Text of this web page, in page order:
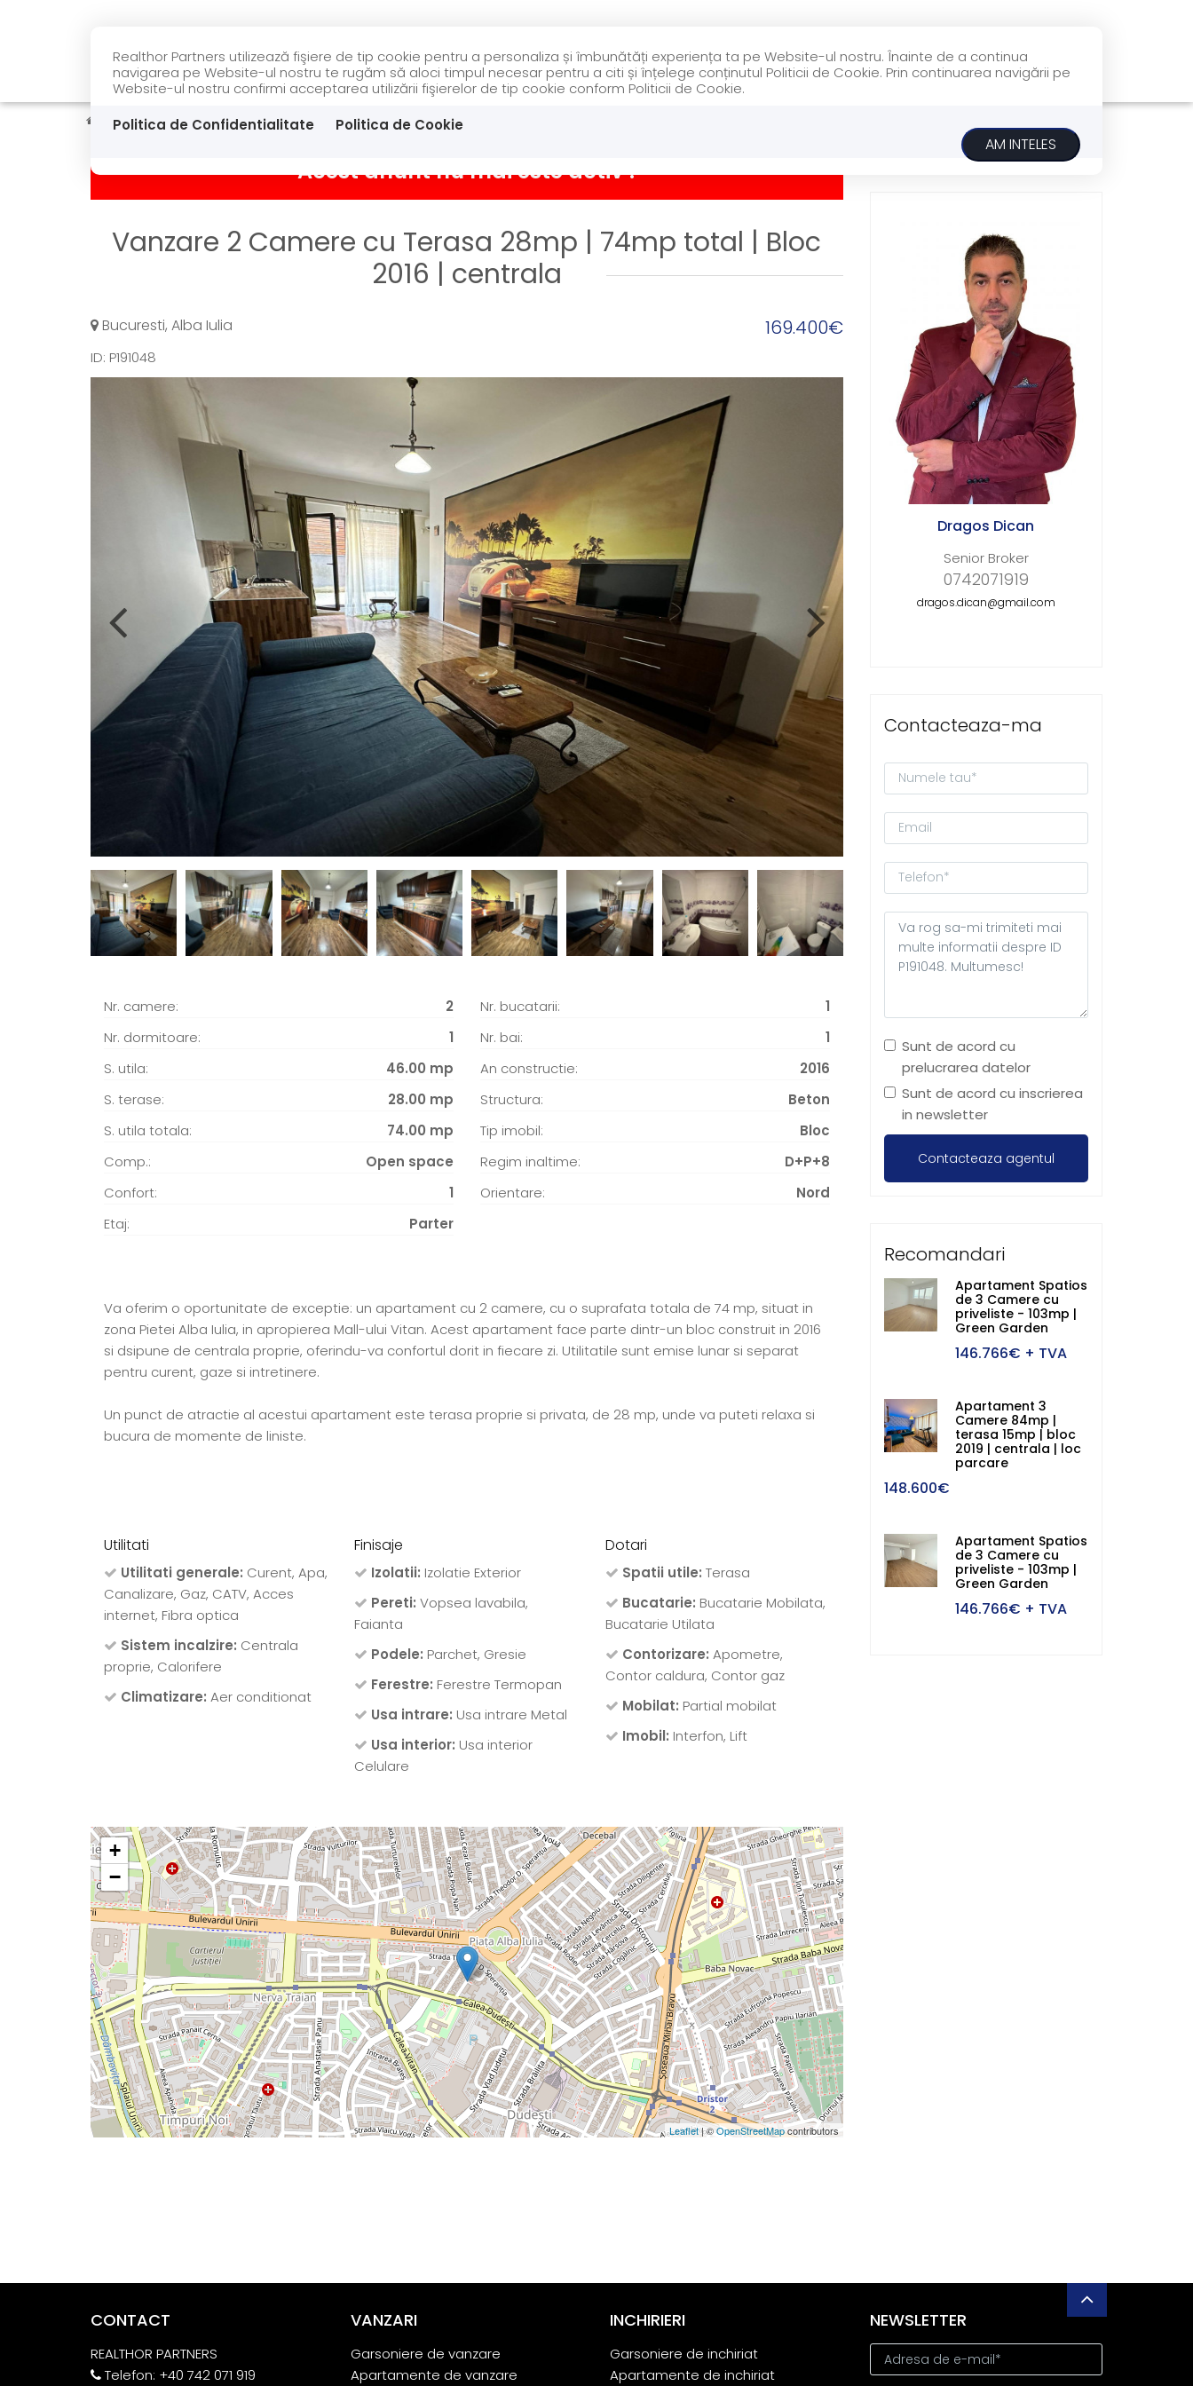
Realthor Partners utilizează fişiere de tip cookie pentru a personaliza și îmbunătăți experiența ta pe Website-ul nostru. Înainte de a continua
navigarea pe Website-ul nostru te rugăm să aloci timpul necesar pentru a citi și înțelege conținutul Politicii de Cookie. Prin continuarea navigării pe
Website-ul nostru confirmi acceptarea utilizării fişierelor de tip cookie conform Politicii de Cookie.
Politica de Confidentialitate
Politica de Cookie
AM INTELES
ACASĂ VÂNZĂRI ÎNCHIRIERI DESPRE NOI BLOG CONTACT
Vanzare Apartamente Bucuresti Alba Iulia
Acest anunt nu mai este activ !
Vanzare 2 Camere cu Terasa 28mp | 74mp total | Bloc
2016 | centrala
Bucuresti, Alba Iulia 169.400€
ID: P191048
Nr. camere:
2
Nr. dormitoare:
1
S. utila:
46.00 mp
S. terase:
28.00 mp
S. utila totala:
74.00 mp
Comp.:
Open space
Confort:
1
Etaj:
Parter
Nr. bucatarii:
1
Nr. bai:
1
An constructie:
2016
Structura:
Beton
Tip imobil:
Bloc
Regim inaltime:
D+P+8
Orientare:
Nord
Va oferim o oportunitate de exceptie: un apartament cu 2 camere, cu o suprafata totala de 74 mp, situat in
zona Pietei Alba Iulia, in apropierea Mall-ului Vitan. Acest apartament face parte dintr-un bloc construit in 2016
si dsipune de centrala proprie, oferindu-va confortul dorit in fiecare zi. Utilitatile sunt emise lunar si separat
pentru curent, gaze si intretinere.
Un punct de atractie al acestui apartament este terasa proprie si privata, de 28 mp, unde va puteti relaxa si
bucura de momente de liniste.
Utilitati
Utilitati generale: Curent, Apa,
Canalizare, Gaz, CATV, Acces
internet, Fibra optica
Sistem incalzire: Centrala
proprie, Calorifere
Climatizare: Aer conditionat
Finisaje
Izolatii: Izolatie Exterior
Pereti: Vopsea lavabila,
Faianta
Podele: Parchet, Gresie
Ferestre: Ferestre Termopan
Usa intrare: Usa intrare Metal
Usa interior: Usa interior
Celulare
Dotari
Spatii utile: Terasa
Bucatarie: Bucatarie Mobilata,
Bucatarie Utilata
Contorizare: Apometre,
Contor caldura, Contor gaz
Mobilat: Partial mobilat
Imobil: Interfon, Lift
+
−
Leaflet| ©OpenStreetMapcontributors
Dragos Dican
Senior Broker
0742071919
dragos.dican@gmail.com
Contacteaza-ma
Sunt de acord cu
prelucrarea datelor
Sunt de acord cu inscrierea
in newsletter
Recomandari
Apartament Spatios
de 3 Camere cu
priveliste - 103mp |
Green Garden
146.766€ + TVA
Apartament 3
Camere 84mp |
terasa 15mp | bloc
2019 | centrala | loc
parcare
148.600€
Apartament Spatios
de 3 Camere cu
priveliste - 103mp |
Green Garden
146.766€ + TVA
CONTACT
REALTHOR PARTNERS
Telefon: +40 742 071 919
VANZARI
Garsoniere de vanzare
Apartamente de vanzare
INCHIRIERI
Garsoniere de inchiriat
Apartamente de inchiriat
NEWSLETTER